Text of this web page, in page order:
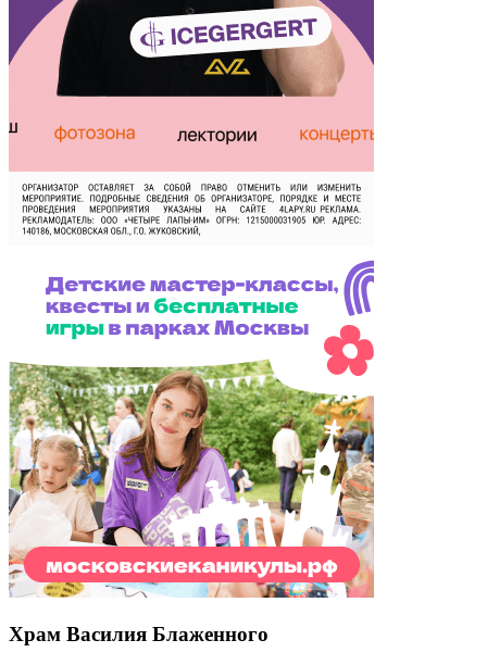
Храм Василия Блаженного